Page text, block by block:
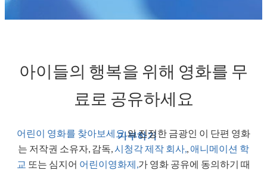
기부하기
아이들의 행복을 위해 영화를 무
료로 공유하세요
어린이 영화를 찾아보세요.의 진정한 금광인 이 단편 영화
는 저작권 소유자, 감독,시청각 제작 회사,, 애니메이션 학
교 또는 심지어 어린이영화제,가 영화 공유에 동의하기 때